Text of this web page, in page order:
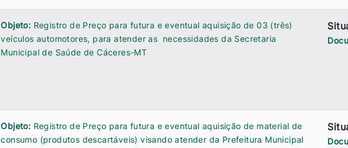
Objeto: Registro de Preço para futura e eventual aquisição de 03 (três)
veículos automotores, para atender as necessidades da Secretaria
Municipal de Saúde de Cáceres-MT
Objeto: Registro de Preço para futura e eventual aquisição de material de
consumo (produtos descartáveis) visando atender da Prefeitura Municipal